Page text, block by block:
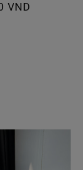
VND